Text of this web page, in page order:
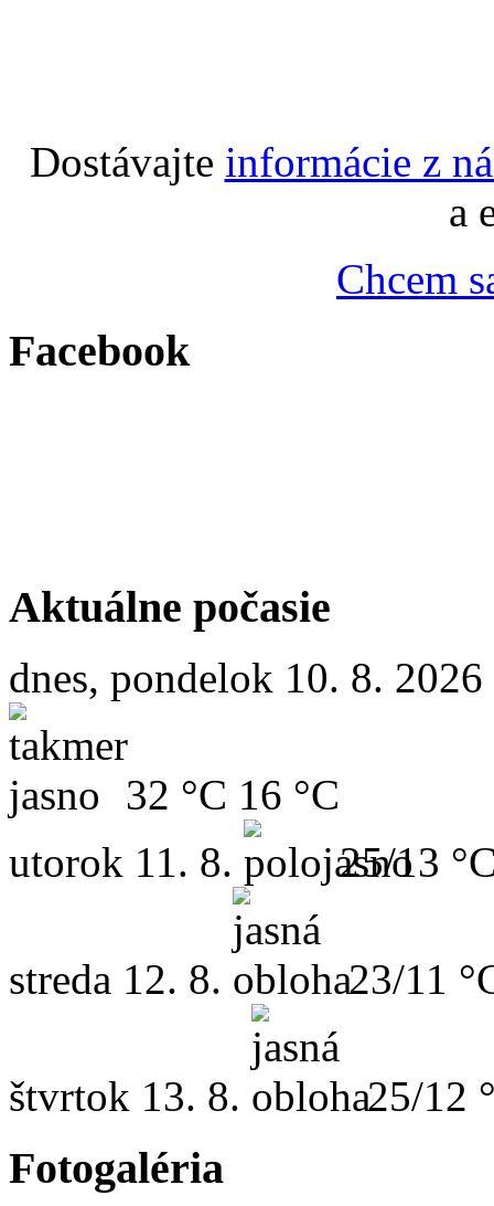
Dostávajte informácie z
a
Chcem
Facebook
Aktuálne počasie
dnes, pondelok 10. 8. 2026
32 °C 16 °C
utorok 11. 8. 25/13
streda 12. 8. 23/11
štvrtok 13. 8. 25/12
Fotogaléria